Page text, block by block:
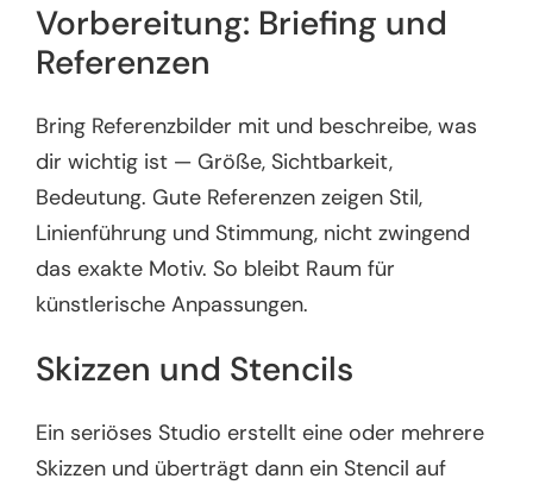
Vorbereitung: Briefing und
Referenzen
Bring Referenzbilder mit und beschreibe, was
dir wichtig ist — Größe, Sichtbarkeit,
Bedeutung. Gute Referenzen zeigen Stil,
Linienführung und Stimmung, nicht zwingend
das exakte Motiv. So bleibt Raum für
künstlerische Anpassungen.
Skizzen und Stencils
Ein seriöses Studio erstellt eine oder mehrere
Skizzen und überträgt dann ein Stencil auf